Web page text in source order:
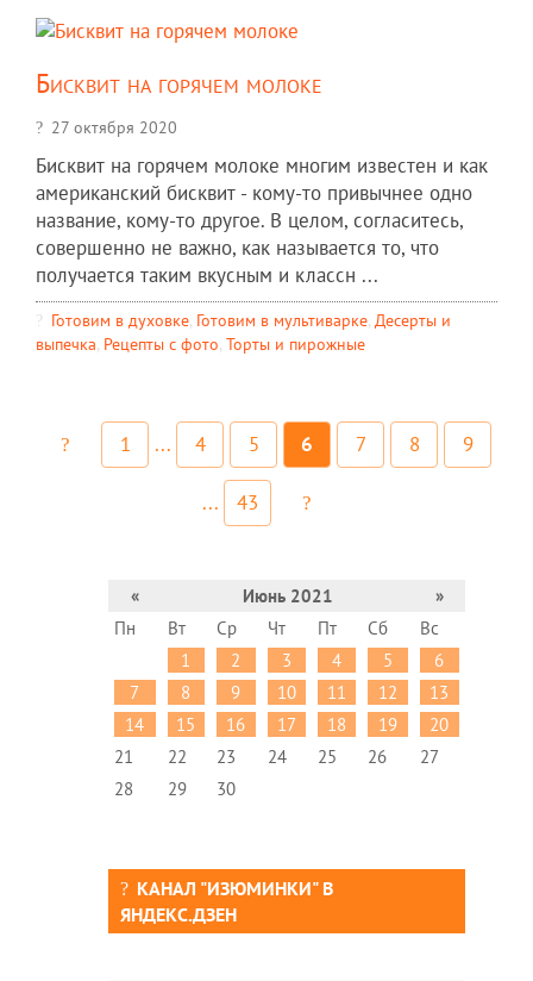
Бисквит на горячем молоке
27 октября 2020
Бисквит на горячем молоке многим известен и как
американский бисквит - кому-то привычнее одно
название, кому-то другое. В целом, согласитесь,
совершенно не важно, как называется то, что
получается таким вкусным и классн ...
Готовим в духовке, Готовим в мультиварке, Десерты и
выпечка, Рецепты c фото, Торты и пирожные
1 ... 4 5 6 7 8 9
... 43
« Июнь 2021
»
Пн
Вт Ср Чт Пт Сб
Вс
1
2 3 4 5
6
7
8 9 10 11 12
13
14
15 16 17 18 19
20
21
22 23 24 25 26
27
28
29 30
КАНАЛ "ИЗЮМИНКИ" В
ЯНДЕКС.ДЗЕН